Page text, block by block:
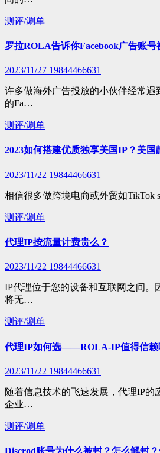
测评/涮单
罗拉ROLA告诉你Facebook广告账号
2023/11/27 19844466631
许多做海外广告投放的小伙伴经常遇
的Fa…
测评/涮单
2023如何搭建优质独享美国IP？美国
2023/11/22 19844466631
相信很多做跨境电商或外贸如TikTok
测评/涮单
代理IP按流量计费贵么？
2023/11/22 19844466631
IP代理位于您的设备和互联网之间。
将无…
测评/涮单
代理IP如何选——ROLA-IP值得信赖
2023/11/22 19844466631
随着信息技术的飞速发展，代理IP的
企业…
测评/涮单
Discrod账号为什么被封？怎么解封